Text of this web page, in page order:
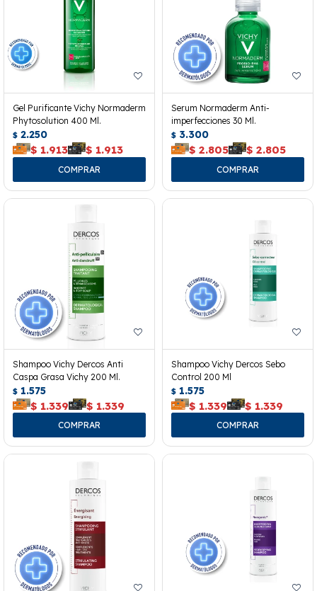
Gel Purificante Vichy Normaderm
Phytosolution 400 Ml.
$ 2.250
$ 1.913 $ 1.913
Serum Normaderm Anti-
imperfecciones 30 Ml.
$ 3.300
$ 2.805 $ 2.805
Shampoo Vichy Dercos Anti
Caspa Grasa Vichy 200 Ml.
$ 1.575
$ 1.339 $ 1.339
Shampoo Vichy Dercos Sebo
Control 200 Ml
$ 1.575
$ 1.339 $ 1.339